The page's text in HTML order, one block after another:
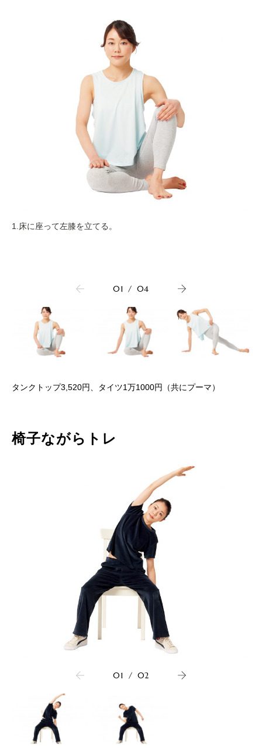
1.床に座って左膝を立てる。
01 / 04
タンクトップ3,520円、タイツ1万1000円（共にプーマ）
椅子ながらトレ
01 / 02